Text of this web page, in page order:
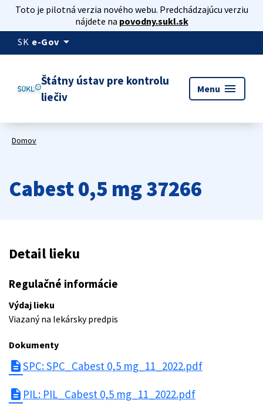
Toto je pilotná verzia nového webu. Predchádzajúcu verziu
nájdete na povodny.sukl.sk
SK e-Gov arrow_drop_down
Štátny ústav pre kontrolu
liečiv
Menu menu
Domov
Cabest 0,5 mg 37266
Detail lieku
Regulačné informácie
Výdaj lieku
Viazaný na lekársky predpis
Dokumenty
descriptionSPC: SPC_Cabest 0,5 mg_11_2022.pdf
description PIL: PIL_Cabest 0,5 mg_11_2022.pdf